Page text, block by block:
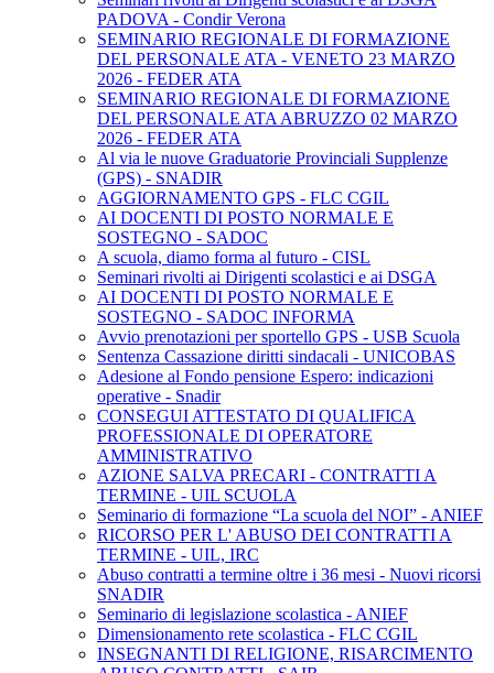
PADOVA - Condir Verona
SEMINARIO REGIONALE DI FORMAZIONE
DEL PERSONALE ATA - VENETO 23 MARZO
2026 - FEDER ATA
SEMINARIO REGIONALE DI FORMAZIONE
DEL PERSONALE ATA ABRUZZO 02 MARZO
2026 - FEDER ATA
Al via le nuove Graduatorie Provinciali Supplenze
(GPS) - SNADIR
AGGIORNAMENTO GPS - FLC CGIL
AI DOCENTI DI POSTO NORMALE E
SOSTEGNO - SADOC
A scuola, diamo forma al futuro - CISL
Seminari rivolti ai Dirigenti scolastici e ai DSGA
AI DOCENTI DI POSTO NORMALE E
SOSTEGNO - SADOC INFORMA
Avvio prenotazioni per sportello GPS - USB Scuola
Sentenza Cassazione diritti sindacali - UNICOBAS
Adesione al Fondo pensione Espero: indicazioni
operative - Snadir
CONSEGUI ATTESTATO DI QUALIFICA
PROFESSIONALE DI OPERATORE
AMMINISTRATIVO
AZIONE SALVA PRECARI - CONTRATTI A
TERMINE - UIL SCUOLA
Seminario di formazione “La scuola del NOI” - ANIEF
RICORSO PER L' ABUSO DEI CONTRATTI A
TERMINE - UIL, IRC
Abuso contratti a termine oltre i 36 mesi - Nuovi ricorsi
SNADIR
Seminario di legislazione scolastica - ANIEF
Dimensionamento rete scolastica - FLC CGIL
INSEGNANTI DI RELIGIONE, RISARCIMENTO